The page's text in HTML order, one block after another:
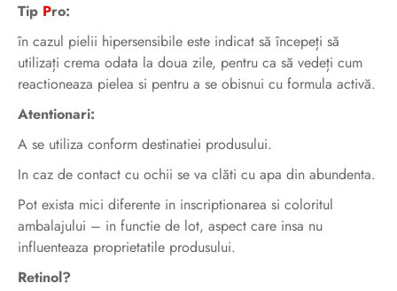
Tip Pro:
în cazul pielii hipersensibile este indicat să începeți să
utilizați crema odata la doua zile, pentru ca să vedeți cum
reactioneaza pielea si pentru a se obisnui cu formula activă.
Atentionari:
A se utiliza conform destinatiei produsului.
In caz de contact cu ochii se va clăti cu apa din abundenta.
Pot exista mici diferente in inscriptionarea si coloritul
ambalajului – in functie de lot, aspect care insa nu
influenteaza proprietatile produsului.
Retinol?